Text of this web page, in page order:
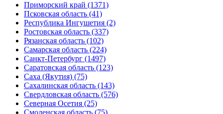
Приморский край (1371)
Псковская область (41)
Республика Ингушетия (2)
Ростовская область (337)
Рязанская область (102)
Самарская область (224)
Санкт-Петербург (1497)
Саратовская область (123)
Саха (Якутия) (75)
Сахалинская область (143)
Свердловская область (576)
Северная Осетия (25)
Смоленская область (75)